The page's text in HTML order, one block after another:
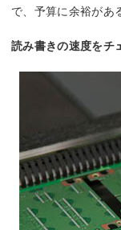
で、予算に余裕があ
読み書きの速度をチ